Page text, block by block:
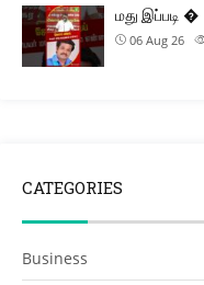
மது இப்படி �
06 Aug 26
CATEGORIES
Business